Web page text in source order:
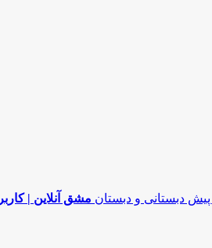
مشق آنلاین |